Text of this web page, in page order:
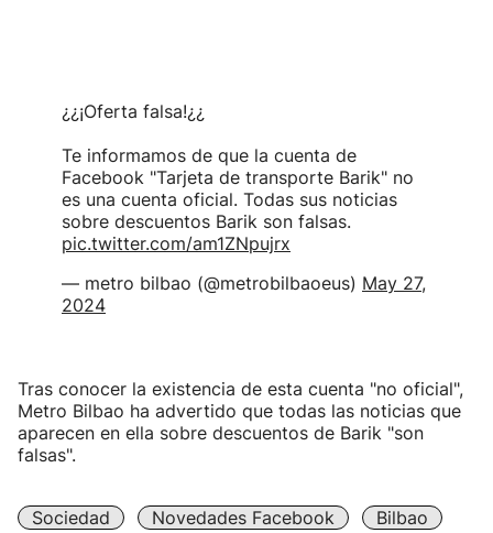
¿¿¡Oferta falsa!¿¿
Te informamos de que la cuenta de
Facebook "Tarjeta de transporte Barik" no
es una cuenta oficial. Todas sus noticias
sobre descuentos Barik son falsas.
pic.twitter.com/am1ZNpujrx
— metro bilbao (@metrobilbaoeus) May 27,
2024
Tras conocer la existencia de esta cuenta "no oficial",
Metro Bilbao ha advertido que todas las noticias que
aparecen en ella sobre descuentos de Barik "son
falsas".
Sociedad Novedades Facebook
Bilbao